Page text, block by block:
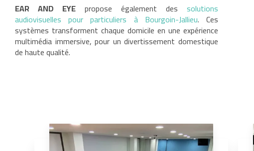
EAR AND EYE propose également des solutions
audiovisuelles pour particuliers à Bourgoin-Jallieu. Ces
systèmes transforment chaque domicile en une expérience
multimédia immersive, pour un divertissement domestique
de haute qualité.